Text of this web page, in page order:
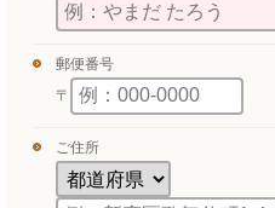
郵便番号
〒
ご住所